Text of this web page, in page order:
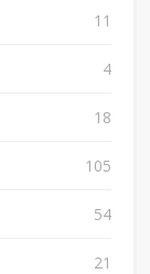
11
4
18
105
54
21